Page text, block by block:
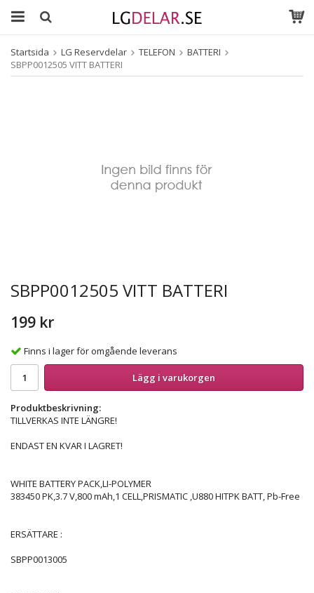
Startsida LG Reservdelar TELEFON
BATTERI
SBPP0012505 VITT BATTERI
SBPP0012505 VITT BATTERI
199 kr
Finns i lager för omgående leverans
Lägg i varukorgen
Produktbeskrivning:
TILLVERKAS INTE LÄNGRE!
ENDAST EN KVAR I LAGRET!
WHITE BATTERY PACK,LI-POLYMER
383450 PK,3.7 V,800 mAh,1 CELL,PRISMATIC ,U880 HITPK BATT, Pb-Free
ERSÄTTARE :
SBPP0013005